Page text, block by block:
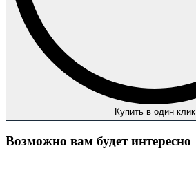
Купить в один клик
Возможно вам будет интересно